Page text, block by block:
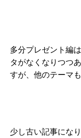
多分プレゼント編
タがなくなりつつ
すが、他のテーマ
少し古い記事にな